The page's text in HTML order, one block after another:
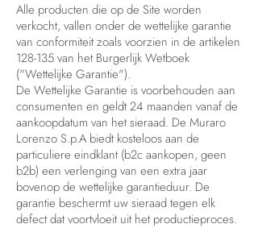
Alle producten die op de Site worden
verkocht, vallen onder de wettelijke garantie
van conformiteit zoals voorzien in de artikelen
128-135 van het Burgerlijk Wetboek
("Wettelijke Garantie").
De Wettelijke Garantie is voorbehouden aan
consumenten en geldt 24 maanden vanaf de
aankoopdatum van het sieraad. De Muraro
Lorenzo S.p.A biedt kosteloos aan de
particuliere eindklant (b2c aankopen, geen
b2b) een verlenging van een extra jaar
bovenop de wettelijke garantieduur. De
garantie beschermt uw sieraad tegen elk
defect dat voortvloeit uit het productieproces.